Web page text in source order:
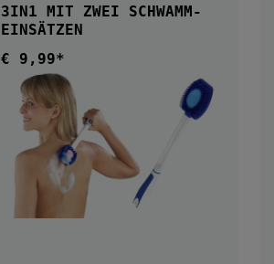
3IN1 MIT ZWEI SCHWAMM-
EINSÄTZEN
Regulärer Preis:
€ 9,99*